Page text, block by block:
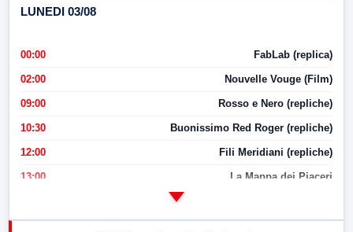
LUNEDI 03/08
00:00 FabLab (replica)
02:00 Nouvelle Vouge (Film)
09:00 Rosso e Nero (repliche)
10:30 Buonissimo Red Roger (repliche)
12:00 Fili Meridiani (repliche)
13:00 La Mappa dei Piaceri